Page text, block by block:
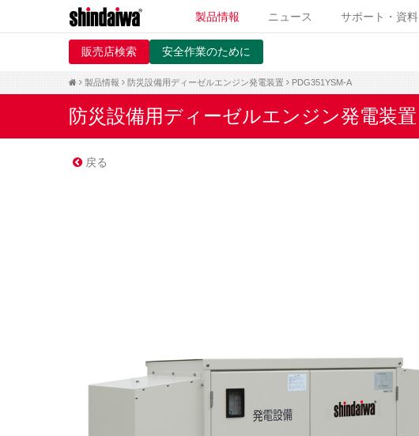
製品情報 ニュース サポート・資料
販売店検索 安全作業のために
製品情報 防災設備用ディーゼルエンジン発電装置 PDG351YSM-A
防災設備用ディーゼルエンジン発電装置
戻る